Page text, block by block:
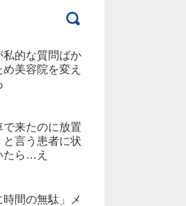
私的な質問ばか
め美容院を変え
で来たのに放置
と言う患者に状
たら…え
時間の無駄」メ